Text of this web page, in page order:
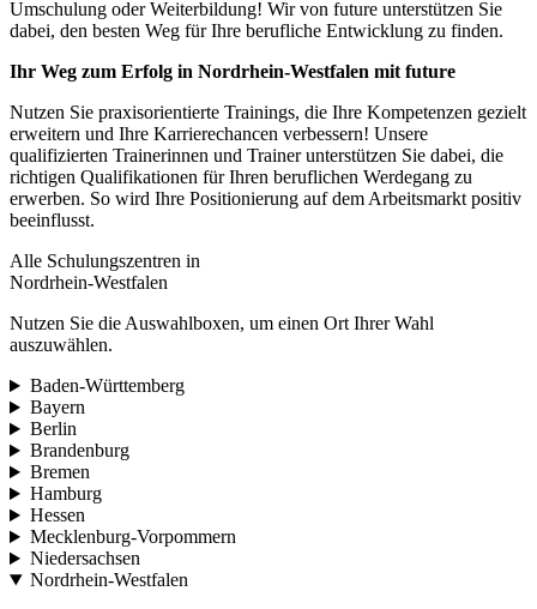
Umschulung oder Weiterbildung! Wir von future unterstützen Sie
dabei, den besten Weg für Ihre berufliche Entwicklung zu finden.
Ihr Weg zum Erfolg in Nordrhein-Westfalen mit future
Nutzen Sie praxisorientierte Trainings, die Ihre Kompetenzen gezielt
erweitern und Ihre Karrierechancen verbessern! Unsere
qualifizierten Trainerinnen und Trainer unterstützen Sie dabei, die
richtigen Qualifikationen für Ihren beruflichen Werdegang zu
erwerben. So wird Ihre Positionierung auf dem Arbeitsmarkt positiv
beeinflusst.
Alle Schulungszentren in
Nordrhein-Westfalen
Nutzen Sie die Auswahlboxen, um einen Ort Ihrer Wahl
auszuwählen.
Baden-Württemberg
Bayern
Berlin
Brandenburg
Bremen
Hamburg
Hessen
Mecklenburg-Vorpommern
Niedersachsen
Nordrhein-Westfalen